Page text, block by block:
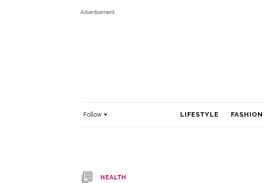
Follow LIFESTYLE FASHION
HEALTH